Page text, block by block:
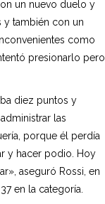
un nuevo duelo y
y también con un
como
presionarlo pero
diez puntos y
las
porque él perdía
y hacer podio. Hoy
aseguró Rossi, en
en la categoría.